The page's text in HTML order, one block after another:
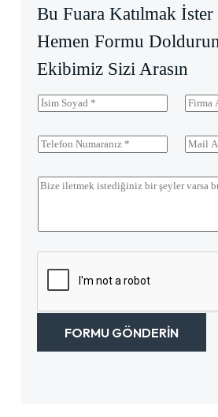
Bu Fuara Katılmak
Hemen Formu
Ekibimiz Sizi Arasın
İ
s
m
S
y
F
i
m
a
d
T
e
e
N
n
*
M
a
l
e
*
M
j
ı
FORMU GÖNDERIN